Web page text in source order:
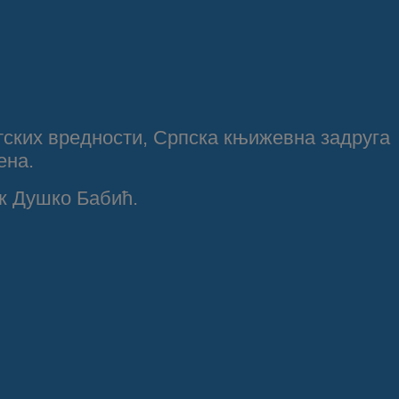
вредности, Српска књижевна задруга
Душко Бабић.